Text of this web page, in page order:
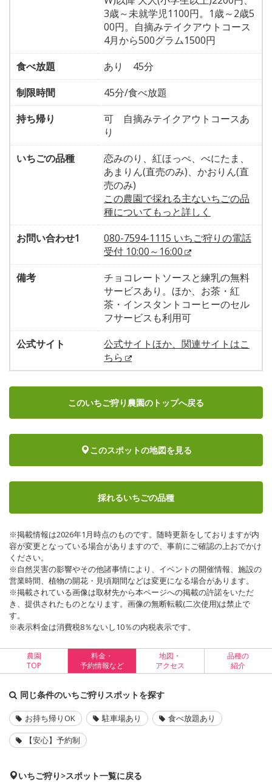
3歳～未就学児1100円。1歳～2歳5
00円。自摘みテイクアウトコース
4月から500グラム1500円
食べ放題
あり 45分
制限時間
45分/食べ放題
持ち帰り
可 自摘みテイクアウトコースあ
り
いちごの品種
恋みのり、紅ほっぺ、べにたま、
あまりん(直売のみ)、かおりん(直
売のみ)
この農園で採れる主ないちごの品
種についてもっと詳しく
お問い合わせ1
080-7594-1115 いちご狩りの電話
受付 10:00～16:00
備考
チョコレートソースと練乳の無料
サービスあり。ほか、お茶・紅
茶・インスタントコーヒーのセル
フサービスも利用可
公式サイト
公式サイトほか、関連サイトはこ
ちら
このいちご狩り農園のトップへ戻る
このスポットの地図を見る
採れるいちごの品種
※掲載情報は2026年1月時点のものです。随時更新をしておりますが内
容が変更となっている場合がありますので、事前にご確認の上おでかけ
ください。
※自然災害の影響やその他諸事情により、イベントの開催情報、施設の
営業時間、植物の開花・見頃期間などは変更になる場合があります。
※掲載されている画像は取材先から本ページへの掲載の許諾をいただ
き、提供されたものとなります。画像の無断転載(二次使用)は禁止で
す。
※表示料金は消費税8％ないし10％の内税表示です。
農園
TOP
料金・
予約情報など
地図・
アクセス
品種の
紹介
同じ条件のいちご狩りスポットを探す
お持ち帰りOK 駐車場あり
食べ放題あり
【安心】予約制
いちご狩り>スポット一覧に戻る